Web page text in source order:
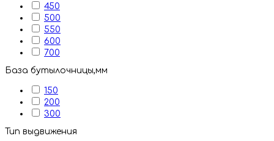
450
500
550
600
700
База бутылочницы,мм
150
200
300
Тип выдвижения